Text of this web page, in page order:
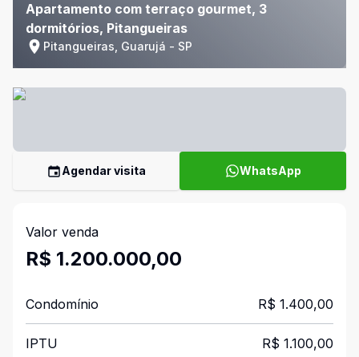
Apartamento com terraço gourmet, 3
dormitórios, Pitangueiras
Pitangueiras, Guarujá - SP
Agendar visita WhatsApp
Valor venda
R$ 1.200.000,00
Condomínio R$ 1.400,00
IPTU R$ 1.100,00